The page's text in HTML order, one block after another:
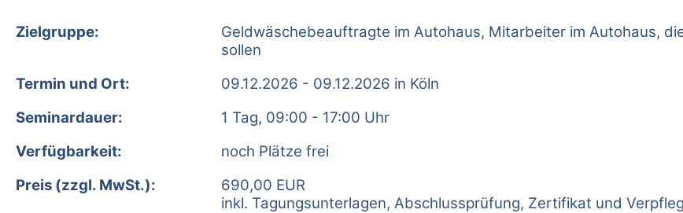
Zielgruppe:
Geldwäschebeauftragte im Autohaus, Mitarbeiter im Autohaus,
sollen
Termin und Ort:
09.12.2026 - 09.12.2026 in Köln
Seminardauer:
1 Tag, 09:00 - 17:00 Uhr
Verfügbarkeit:
noch Plätze frei
Preis (zzgl. MwSt.):
690,00 EUR
inkl. Tagungsunterlagen, Abschlussprüfung, Zertifikat und